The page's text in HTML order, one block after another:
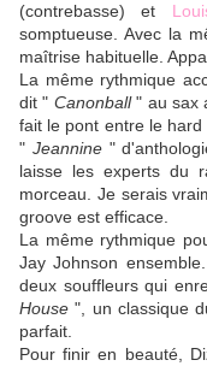
(contrebasse) et
somptueuse. Avec la
maîtrise habituelle.
La même rythmique
dit " Canonball" au sax
fait le pont entre le
" Jeannine"
laisse les experts du
morceau. Je serais
groove est efficace.
La même rythmique
Jay Johnson
deux souffleurs qui
House ", un classique
parfait.
Pour finir en beauté,